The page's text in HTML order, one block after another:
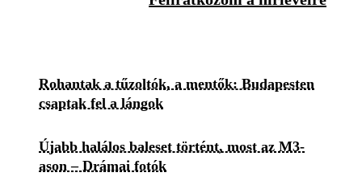
Rohantak a tűzoltók, a mentők: Budapesten
csaptak fel a lángok
Újabb halálos baleset történt, most az M3-
ason – Drámai fotók